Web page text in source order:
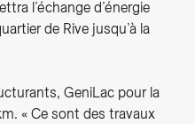
l’échange d’énergie
de Rive jusqu’à la
GeniLac pour la
« Ce sont des travaux